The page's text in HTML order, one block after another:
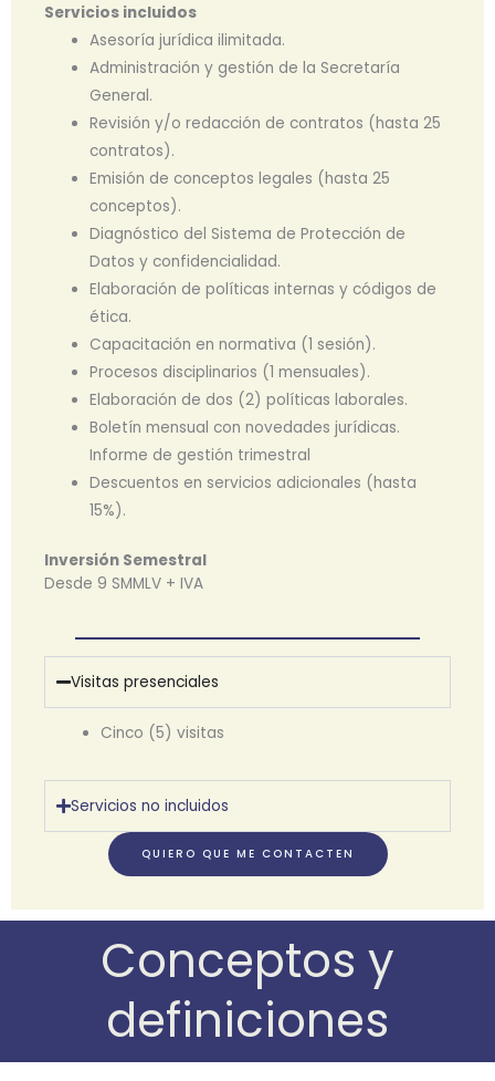
Servicios incluidos
Asesoría jurídica ilimitada.
Administración y gestión de la Secretaría
General.
Revisión y/o redacción de contratos (hasta 25
contratos).
Emisión de conceptos legales (hasta 25
conceptos).
Diagnóstico del Sistema de Protección de
Datos y confidencialidad.
Elaboración de políticas internas y códigos de
ética.
Capacitación en normativa (1 sesión).
Procesos disciplinarios (1 mensuales).
Elaboración de dos (2) políticas laborales.
Boletín mensual con novedades jurídicas.
Informe de gestión trimestral
Descuentos en servicios adicionales (hasta
15%).
Inversión Semestral
Desde 9 SMMLV + IVA
Visitas presenciales
Cinco (5) visitas
Servicios no incluidos
QUIERO QUE ME CONTACTEN
Conceptos y
definiciones